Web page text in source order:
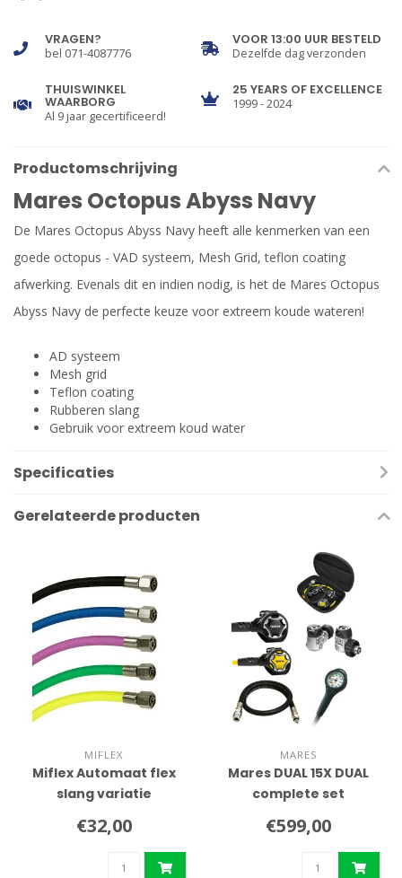
VRAGEN?
bel 071-4087776
VOOR 13:00 UUR BESTELD
Dezelfde dag verzonden
THUISWINKEL
WAARBORG
Al 9 jaar gecertificeerd!
25 YEARS OF EXCELLENCE
1999 - 2024
Productomschrijving
Mares Octopus Abyss Navy
De Mares Octopus Abyss Navy heeft alle kenmerken van een
goede octopus - VAD systeem, Mesh Grid, teflon coating
afwerking. Evenals dit en indien nodig, is het de Mares Octopus
Abyss Navy de perfecte keuze voor extreem koude wateren!
AD systeem
Mesh grid
Teflon coating
Rubberen slang
Gebruik voor extreem koud water
Specificaties
Gerelateerde producten
MIFLEX
Miflex Automaat flex
slang variatie
€32,00
MARES
Mares DUAL 15X DUAL
complete set
€599,00